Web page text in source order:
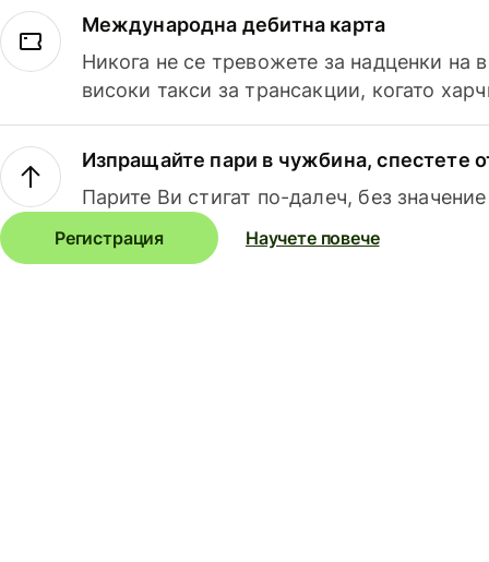
Международна дебитна карта
Никога не се тревожете за надценки на
високи такси за трансакции, когато
Изпращайте пари в чужбина, спестете
Парите Ви стигат по-далеч, без
Регистрация Научете повече